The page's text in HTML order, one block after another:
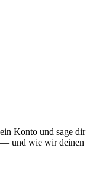
Konto und sage dir
und wie wir deinen